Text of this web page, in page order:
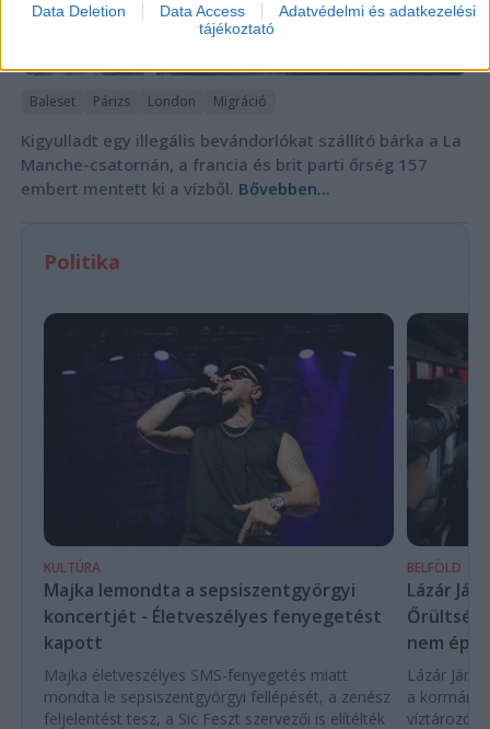
Data Deletion Data Access
Adatvédelmi és adatkezelési
tájékoztató
Baleset Párizs London Migráció
Kigyulladt egy illegális bevándorlókat szállító bárka a La
Manche-csatornán, a francia és brit parti őrség 157
embert mentett ki a vízből. Bővebben...
Politika
KULTÚRA
Majka lemondta a sepsiszentgyörgyi
koncertjét - Életveszélyes fenyegetést
kapott
Majka életveszélyes SMS-fenyegetés miatt
mondta le sepsiszentgyörgyi fellépését, a zenész
feljelentést tesz, a Sic Feszt szervezői is elítélték
BELFÖLD
Lázár
Őrültség
nem
Lázár
a kormány